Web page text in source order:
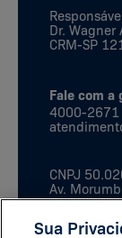
Dr. Wagner
CRM-SP
Fale com a
4000-2671
CNPJ
Av.
São Paulo,
Sua